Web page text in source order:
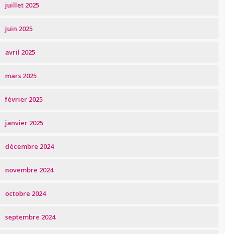
juillet 2025
juin 2025
avril 2025
mars 2025
février 2025
janvier 2025
décembre 2024
novembre 2024
octobre 2024
septembre 2024